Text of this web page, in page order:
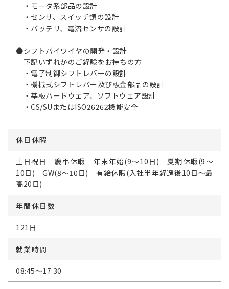
・モータ系部品の設計
・センサ、スイッチ類の設計
・バッテリ、電流センサの設計
●シフトバイワイヤの開発・設計
下記いずれかのご経験をお持ちの方
・電子制御シフトレバーの設計
・機械式シフトレバー及び板金部品の設計
・基板ハードウェア、ソフトウェア設計
・CS/SUまたはISO26262機能安全
休日休暇
土日祝日 慶弔休暇 年末年始(9～10日) 夏期休暇(9～
10日) GW(8～10日) 有給休暇(入社半年経過後10日～最
高20日)
年間休日数
121日
就業時間
08:45～17:30